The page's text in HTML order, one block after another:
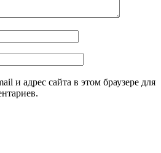
и адрес сайта в этом браузере для